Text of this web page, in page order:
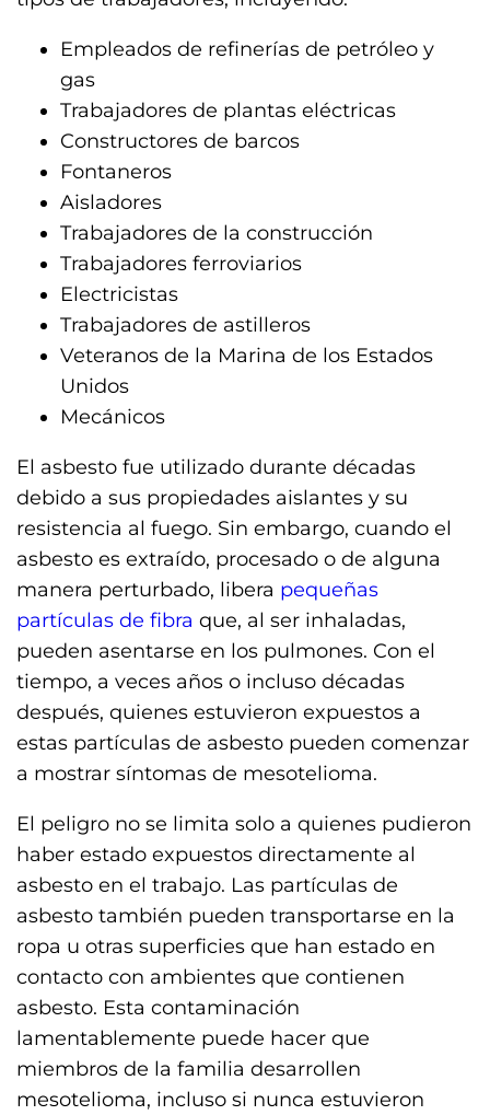
Empleados de refinerías de petróleo y
gas
Trabajadores de plantas eléctricas
Constructores de barcos
Fontaneros
Aisladores
Trabajadores de la construcción
Trabajadores ferroviarios
Electricistas
Trabajadores de astilleros
Veteranos de la Marina de los Estados
Unidos
Mecánicos
El asbesto fue utilizado durante décadas
debido a sus propiedades aislantes y su
resistencia al fuego. Sin embargo, cuando el
asbesto es extraído, procesado o de alguna
manera perturbado, libera pequeñas
partículas de fibra que, al ser inhaladas,
pueden asentarse en los pulmones. Con el
tiempo, a veces años o incluso décadas
después, quienes estuvieron expuestos a
estas partículas de asbesto pueden comenzar
a mostrar síntomas de mesotelioma.
El peligro no se limita solo a quienes pudieron
haber estado expuestos directamente al
asbesto en el trabajo. Las partículas de
asbesto también pueden transportarse en la
ropa u otras superficies que han estado en
contacto con ambientes que contienen
asbesto. Esta contaminación
lamentablemente puede hacer que
miembros de la familia desarrollen
mesotelioma, incluso si nunca estuvieron